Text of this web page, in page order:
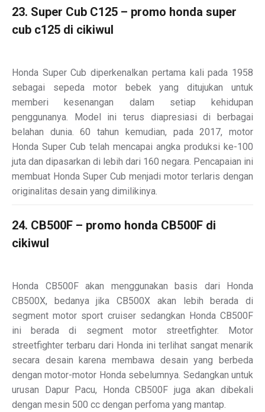
23. Super Cub C125 – promo honda super
cub c125 di cikiwul
Honda Super Cub diperkenalkan pertama kali pada 1958
sebagai sepeda motor bebek yang ditujukan untuk
memberi kesenangan dalam setiap kehidupan
penggunanya. Model ini terus diapresiasi di berbagai
belahan dunia. 60 tahun kemudian, pada 2017, motor
Honda Super Cub telah mencapai angka produksi ke-100
juta dan dipasarkan di lebih dari 160 negara. Pencapaian ini
membuat Honda Super Cub menjadi motor terlaris dengan
originalitas desain yang dimilikinya.
24. CB500F – promo honda CB500F di
cikiwul
Honda CB500F akan menggunakan basis dari Honda
CB500X, bedanya jika CB500X akan lebih berada di
segment motor sport cruiser sedangkan Honda CB500F
ini berada di segment motor streetfighter. Motor
streetfighter terbaru dari Honda ini terlihat sangat menarik
secara desain karena membawa desain yang berbeda
dengan motor-motor Honda sebelumnya. Sedangkan untuk
urusan Dapur Pacu, Honda CB500F juga akan dibekali
dengan mesin 500 cc dengan perfoma yang mantap.